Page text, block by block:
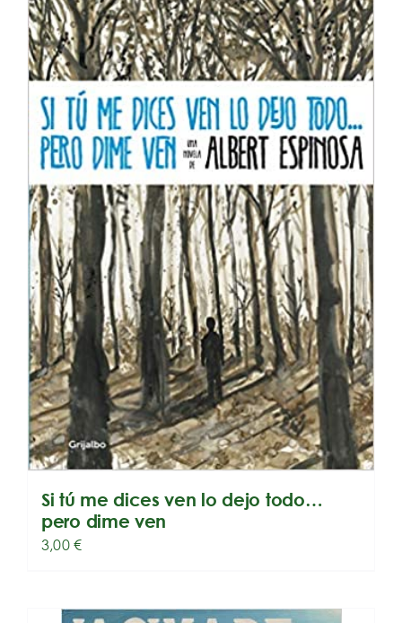
Si tú me dices ven lo dejo todo…
pero dime ven
3,00€